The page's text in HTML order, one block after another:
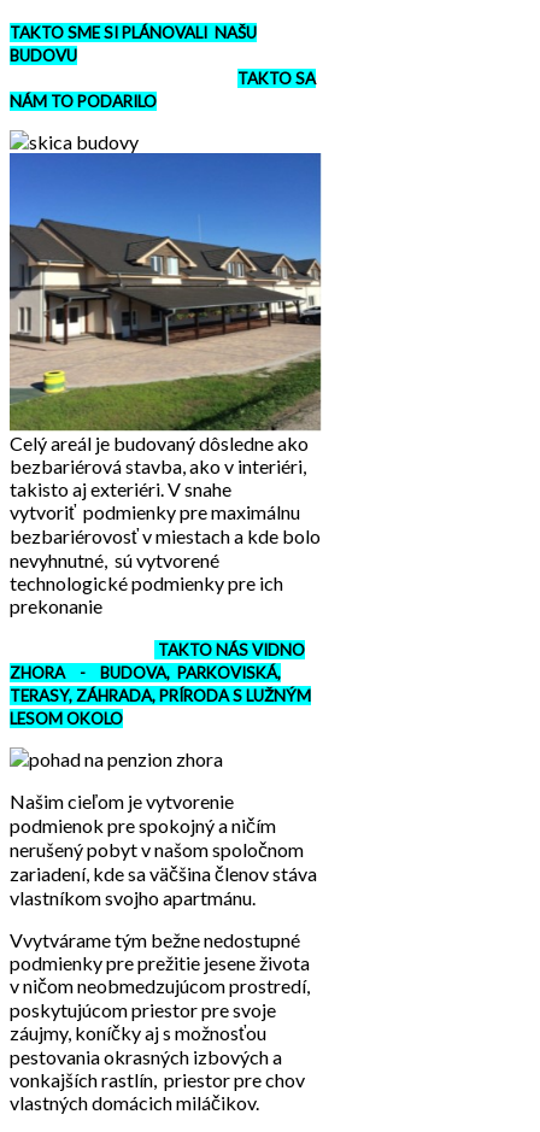
TAKTO SME SI PLÁNOVALI NAŠU
BUDOVU
TAKTO SA
NÁM TO PODARILO
Celý areál je budovaný dôsledne ako
bezbariérová stavba, ako v interiéri,
takisto aj exteriéri. V snahe
vytvoriť podmienky pre maximálnu
bezbariérovosť v miestach a kde bolo
nevyhnutné, sú vytvorené
technologické podmienky pre ich
prekonanie
TAKTO NÁS VIDNO
ZHORA - BUDOVA, PARKOVISKÁ,
TERASY, ZÁHRADA, PRÍRODA S LUŽNÝM
LESOM OKOLO
Našim cieľom je vytvorenie
podmienok pre spokojný a ničím
nerušený pobyt v našom spoločnom
zariadení, kde sa väčšina členov stáva
vlastníkom svojho apartmánu.
Vvytvárame tým bežne nedostupné
podmienky pre prežitie jesene života
v ničom neobmedzujúcom prostredí,
poskytujúcom priestor pre svoje
záujmy, koníčky aj s možnosťou
pestovania okrasných izbových a
vonkajších rastlín, priestor pre chov
vlastných domácich miláčikov.